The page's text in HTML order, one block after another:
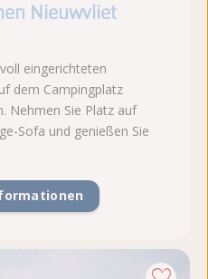
Nieuwvliet
eingerichteten
dem Campingplatz
Nehmen Sie Platz auf
Sofa und genießen Sie